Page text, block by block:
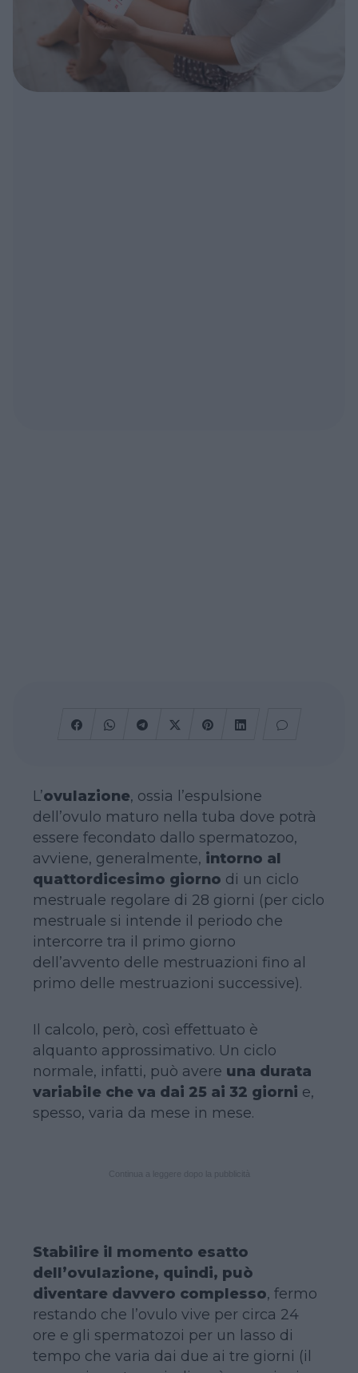
L’ovulazione, ossia l’espulsione
dell’ovulo maturo nella tuba dove potrà
essere fecondato dallo spermatozoo,
avviene, generalmente, intorno al
quattordicesimo giorno di un ciclo
mestruale regolare di 28 giorni (per ciclo
mestruale si intende il periodo che
intercorre tra il primo giorno
dell’avvento delle mestruazioni fino al
primo delle mestruazioni successive).
Il calcolo, però, così effettuato è
alquanto approssimativo. Un ciclo
normale, infatti, può avere una durata
variabile che va dai 25 ai 32 giorni e,
spesso, varia da mese in mese.
Stabilire il momento esatto
dell’ovulazione, quindi, può
diventare davvero complesso, fermo
restando che l’ovulo vive per circa 24
ore e gli spermatozoi per un lasso di
tempo che varia dai due ai tre giorni (il